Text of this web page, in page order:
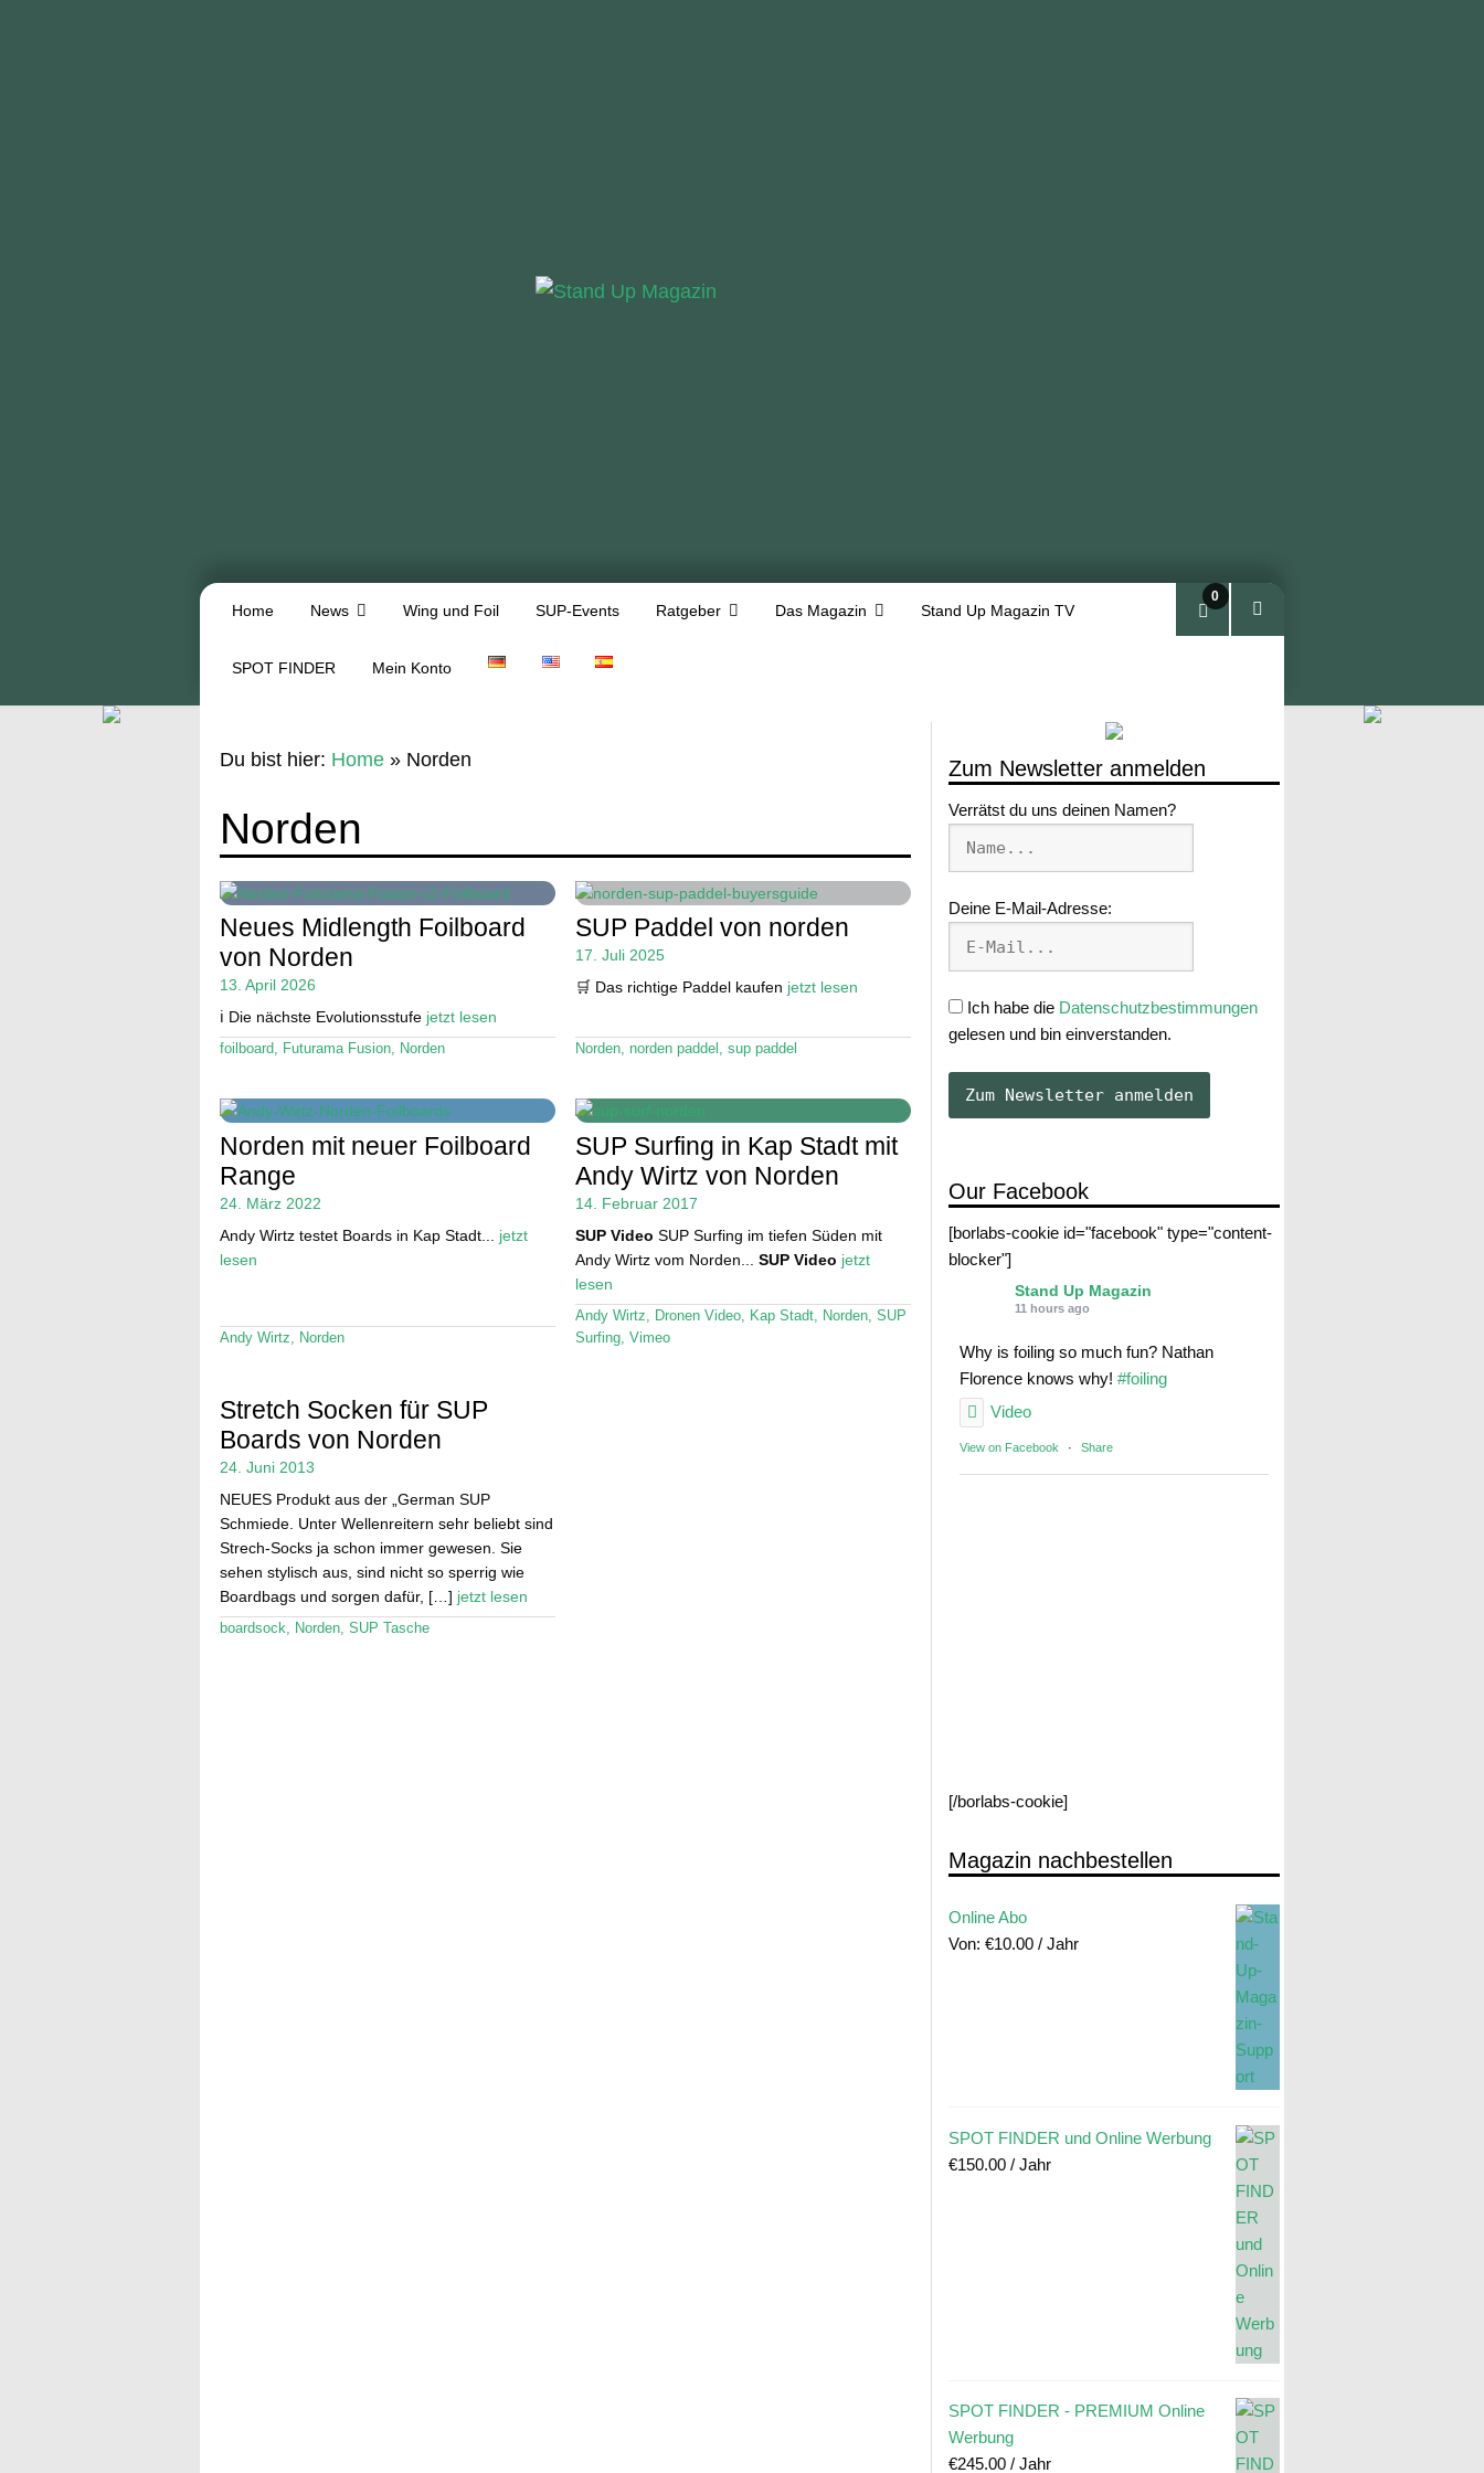
Home News Wing und Foil SUP-Events Ratgeber Das Magazin Stand Up Magazin TV
SPOT FINDER Mein Konto
0
Zum Newsletter anmelden
Verrätst du uns deinen Namen?
Deine E-Mail-Adresse:
Ich habe die Datenschutzbestimmungen
gelesen und bin einverstanden.
Our Facebook
[borlabs-cookie id="facebook" type="content-
blocker"]
Stand Up Magazin
11 hours ago
Why is foiling so much fun? Nathan
Florence knows why! #foiling
Video
View on Facebook · Share
[/borlabs-cookie]
Magazin nachbestellen
Online Abo
Von: €10.00 / Jahr
SPOT FINDER und Online Werbung
€150.00 / Jahr
SPOT FINDER - PREMIUM Online
Werbung
€245.00 / Jahr
Du bist hier: Home» Norden
Norden
Neues Midlength Foilboard
von Norden
13. April 2026
ℹ️ Die nächste Evolutionsstufe jetzt lesen
foilboard, Futurama Fusion, Norden
SUP Paddel von norden
17. Juli 2025
🛒 Das richtige Paddel kaufen jetzt lesen
Norden, norden paddel , sup paddel
Norden mit neuer Foilboard
Range
24. März 2022
Andy Wirtz testet Boards in Kap Stadt... jetzt
lesen
Andy Wirtz Norden
SUP Surfing in Kap Stadt mit
Andy Wirtz von Norden
14. Februar 2017
SUP Video SUP Surfing im tiefen Süden mit
Andy Wirtz vom Norden... SUP Video jetzt
lesen
Andy Wirtz Dronen Video, Kap Stadt, Norden, SUP
Surfing, Vimeo
Stretch Socken für SUP
Boards von Norden
24. Juni 2013
NEUES Produkt aus der „German SUP
Schmiede. Unter Wellenreitern sehr beliebt sind
Strech-Socks ja schon immer gewesen. Sie
sehen stylisch aus, sind nicht so sperrig wie
Boardbags und sorgen dafür, […] jetzt lesen
boardsock, Norden, SUP Tasche